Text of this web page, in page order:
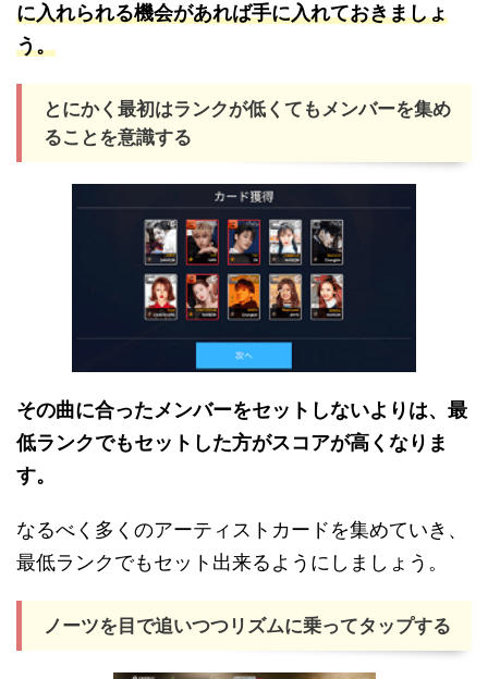
に入れられる機会があれば手に入れておきましょ
う。
とにかく最初はランクが低くてもメンバーを集め
ることを意識する
その曲に合ったメンバーをセットしないよりは、最
低ランクでもセットした方がスコアが高くなりま
す。
なるべく多くのアーティストカードを集めていき、
最低ランクでもセット出来るようにしましょう。
ノーツを目で追いつつリズムに乗ってタップする